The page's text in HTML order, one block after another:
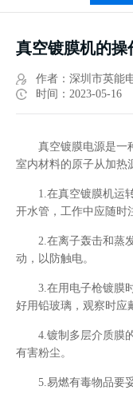
真空镀膜机的操
作者：深圳市英能
时间：2023-05-16
真空镀膜电源是一种
室内材料的原子从加热
1.在真空镀膜机运转
开水管，工作中应随时
2.在离子轰击和蒸发
动，以防触电。
3.在用电子枪镀膜时
好用铅玻璃，观察时应
4.镀制多层介质膜的
有害粉尘。
5.易燃有毒物品要妥